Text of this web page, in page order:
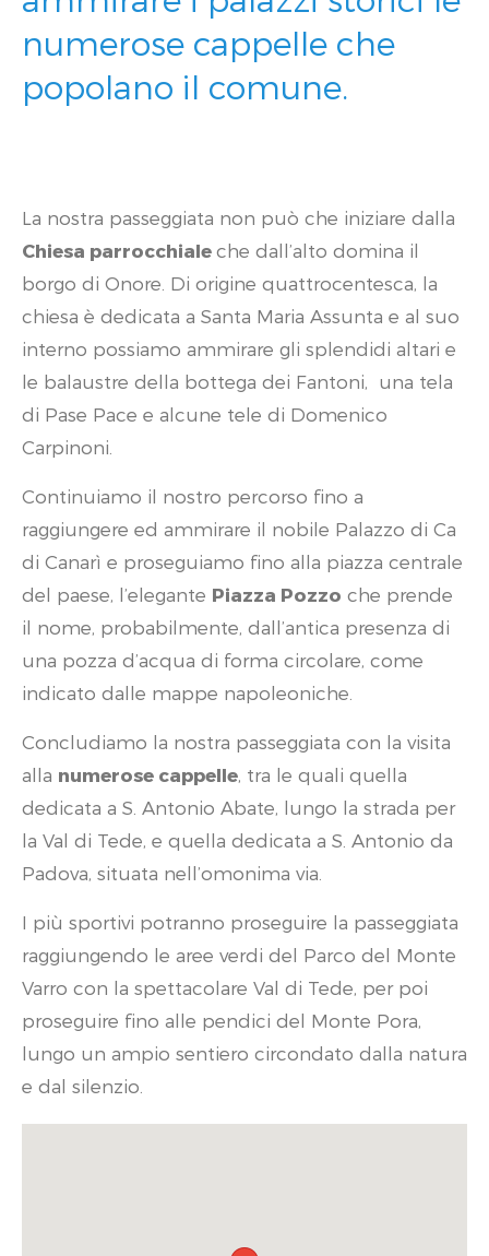
numerose cappelle che
popolano il comune.
La nostra passeggiata non può che iniziare dalla
Chiesa parrocchiale che dall’alto domina il
borgo di Onore. Di origine quattrocentesca, la
chiesa è dedicata a Santa Maria Assunta e al suo
interno possiamo ammirare gli splendidi altari e
le balaustre della bottega dei Fantoni, una tela
di Pase Pace e alcune tele di Domenico
Carpinoni.
Continuiamo il nostro percorso fino a
raggiungere ed ammirare il nobile Palazzo di Ca
di Canarì e proseguiamo fino alla piazza centrale
del paese, l’elegante Piazza Pozzo che prende
il nome, probabilmente, dall’antica presenza di
una pozza d’acqua di forma circolare, come
indicato dalle mappe napoleoniche.
Concludiamo la nostra passeggiata con la visita
alla numerose cappelle, tra le quali quella
dedicata a S. Antonio Abate, lungo la strada per
la Val di Tede, e quella dedicata a S. Antonio da
Padova, situata nell’omonima via.
I più sportivi potranno proseguire la passeggiata
raggiungendo le aree verdi del Parco del Monte
Varro con la spettacolare Val di Tede, per poi
proseguire fino alle pendici del Monte Pora,
lungo un ampio sentiero circondato dalla natura
e dal silenzio.